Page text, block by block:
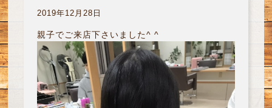
2019年12月28日
親子でご来店下さいました^ ^